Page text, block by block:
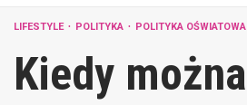
LIFESTYLE POLITYKA POLITYKA OŚWIATOWA
Kiedy można